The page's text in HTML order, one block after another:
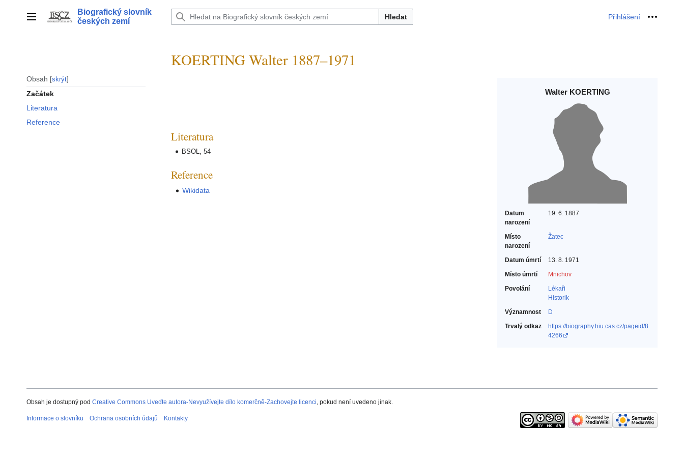
Hlavní menu
Biografický slovník
českých zemí
Hledat Přihlášení Osobní
Obsah skrýt
Začátek
Literatura
Reference
KOERTING Walter 1887–1971
Walter KOERTING
Datum
narození
19. 6. 1887
Místo
narození
Žatec
Datum úmrtí
13. 8. 1971
Místo úmrtí
Mnichov
Povolání
Lékaři‎
Historik‎
Významnost
D
Trvalý odkaz
https://biography.hiu.cas.cz/pageid/8
4266
Literatura
BSOL, 54
Reference
Wikidata
Obsah je dostupný pod Creative Commons Uveďte autora-Nevyužívejte dílo komerčně-Zachovejte licenci, pokud není uvedeno jinak.
Informace o slovníku Ochrana osobních údajů Kontakty